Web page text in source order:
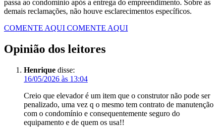
passa ao condomínio após a entrega do empreendimento. Sobre as
demais reclamações, não houve esclarecimentos específicos.
COMENTE AQUI COMENTE AQUI
Opinião dos leitores
Henrique disse:
16/05/2026 às 13:04
Creio que elevador é um item que o construtor não pode ser
penalizado, uma vez q o mesmo tem contrato de manutenção
com o condomínio e consequentemente seguro do
equipamento e de quem os usa!!